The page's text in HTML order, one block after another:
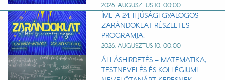
2026. AUGUSZTUS 10. 00:00
ÍME A 24. IFJÚSÁGI GYALOGOS
ZARÁNDOKLAT RÉSZLETES
PROGRAMJA!
2026. AUGUSZTUS 10. 00:00
ÁLLÁSHIRDETÉS – MATEMATIKA,
TESTNEVELÉS ÉS KOLLÉGIUMI